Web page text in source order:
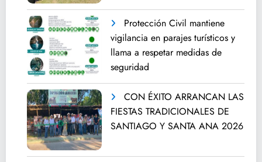
Protección Civil mantiene
vigilancia en parajes turísticos y
llama a respetar medidas de
seguridad
CON ÉXITO ARRANCAN LAS
FIESTAS TRADICIONALES DE
SANTIAGO Y SANTA ANA 2026